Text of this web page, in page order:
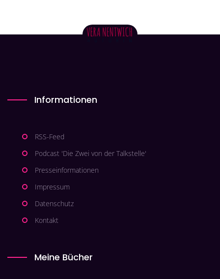
Informationen
RSS-Feed
Podcast 'Die Zwei von der Talkstelle'
Presseinformationen
Impressum
Datenschutz
Kontakt
Meine Bücher